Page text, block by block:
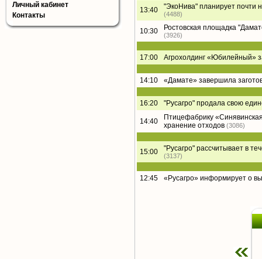
Личный кабинет
Контакты
13:40 "ЭкоНива" планирует почти
(4488)
10:30 Ростовская площадка
(3926)
17:00 Агрохолдинг «Юбилейный»
14:10 «Дамате» завершила
16:20 "Русагро" продала свою
14:40
Птицефабрику
хранение отходов (3086)
15:00 "Русагро" рассчитывает в
(3137)
12:45 «Русагро» информирует о